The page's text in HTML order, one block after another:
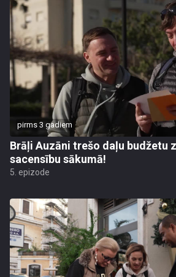
pirms 3 gadiem
Brāļi Auzāni trešo daļu budžetu
sacensību sākumā!
5. epizode